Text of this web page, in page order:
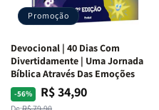
Promoção
Devocional | 40 Dias Com
Divertidamente | Uma Jornada
Bíblica Através Das Emoções
-56%
Preço
PreçoR$ 34,90